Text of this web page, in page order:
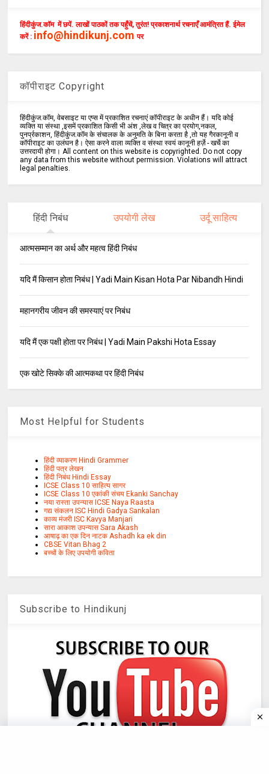
हिंदीकुंज.कॉम में छपें. लाखों पाठकों तक पहुँचें, तुरंत! प्रकाशनार्थ रचनाएँ आमंत्रित हैं. ईमेल
करें : info@hindikunj.com पर
कॉपीराइट Copyright
हिंदीकुंज.कॉम, वेबसाइट या एप्स में प्रकाशित रचनाएं कॉपीराइट के अधीन हैं। यदि कोई
व्यक्ति या संस्था ,इसमें प्रकाशित किसी भी अंश ,लेख व चित्र का प्रयोग,नकल,
पुनर्प्रकाशन, हिंदीकुंज.कॉम के संचालक के अनुमति के बिना करता है ,तो यह गैरकानूनी व
कॉपीराइट का उलंघन है। ऐसा करने वाला व्यक्ति व संस्था स्वयं कानूनी हर्ज़े - खर्चे का
उत्तरदायी होगा। All content on this website is copyrighted. Do not copy
any data from this website without permission. Violations will attract
legal penalties.
हिंदी निबंध उपयोगी लेख उर्दू साहित्य
आत्मसम्मान का अर्थ और महत्व हिंदी निबंध
यदि मैं किसान होता निबंध | Yadi Main Kisan Hota Par Nibandh Hindi
महानगरीय जीवन की समस्याएं पर निबंध
यदि मैं एक पक्षी होता पर निबंध | Yadi Main Pakshi Hota Essay
एक खोटे सिक्के की आत्मकथा पर हिंदी निबंध
Most Helpful for Students
हिंदी व्याकरण Hindi Grammer
हिंदी पत्र लेखन
हिंदी निबंध Hindi Essay
ICSE Class 10 साहित्य सागर
ICSE Class 10 एकांकी संचय Ekanki Sanchay
नया रास्ता उपन्यास ICSE Naya Raasta
गद्य संकलन ISC Hindi Gadya Sankalan
काव्य मंजरी ISC Kavya Manjari
सारा आकाश उपन्यास Sara Akash
आषाढ़ का एक दिन नाटक Ashadh ka ek din
CBSE Vitan Bhag 2
बच्चों के लिए उपयोगी कविता
Subscribe to Hindikunj